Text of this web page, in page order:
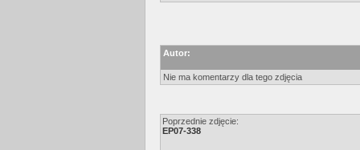
Autor:
Nie ma komentarzy dla tego zdjęcia
Poprzednie zdjęcie:
EP07-338